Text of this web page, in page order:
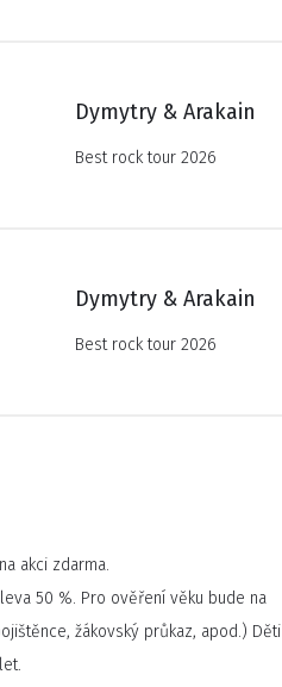
Dymytry & Arakain
Best rock tour 2026
Dymytry & Arakain
Best rock tour 2026
akci zdarma.
50 %. Pro ověření věku bude na
žákovský průkaz, apod.) Děti